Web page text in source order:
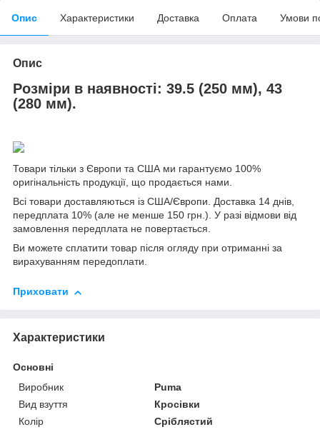
Опис Характеристики Доставка Оплата Умови
Опис
Розміри в наявності: 39.5 (250 мм), 43
(280 мм).
Товари тільки з Європи та США ми гарантуємо 100%
оригінальність продукції, що продається нами.
Всі товари доставляються із США/Європи. Доставка 14 днів,
передплата 10% (але не менше 150 грн.). У разі відмови від
замовлення передплата не повертається.
Ви можете сплатити товар після огляду при отриманні за
вирахуванням передоплати.
Приховати
Характеристики
Основні
Виробник
Puma
Вид взуття
Кросівки
Колір
Сріблястий